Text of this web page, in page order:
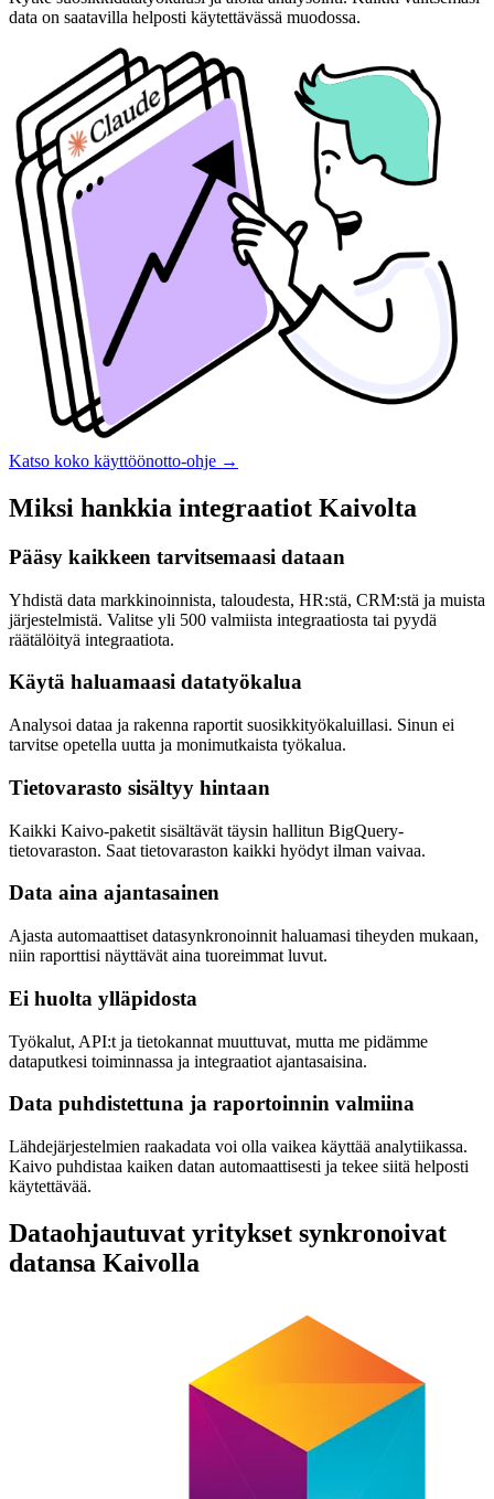
data on saatavilla helposti käytettävässä muodossa.
Katso koko käyttöönotto-ohje →
Miksi hankkia integraatiot Kaivolta
Pääsy kaikkeen tarvitsemaasi dataan
Yhdistä data markkinoinnista, taloudesta, HR:stä, CRM:stä ja muista
järjestelmistä. Valitse yli 500 valmiista integraatiosta tai pyydä
räätälöityä integraatiota.
Käytä haluamaasi datatyökalua
Analysoi dataa ja rakenna raportit suosikkityökaluillasi. Sinun ei
tarvitse opetella uutta ja monimutkaista työkalua.
Tietovarasto sisältyy hintaan
Kaikki Kaivo-paketit sisältävät täysin hallitun BigQuery-
tietovaraston. Saat tietovaraston kaikki hyödyt ilman vaivaa.
Data aina ajantasainen
Ajasta automaattiset datasynkronoinnit haluamasi tiheyden mukaan,
niin raporttisi näyttävät aina tuoreimmat luvut.
Ei huolta ylläpidosta
Työkalut, API:t ja tietokannat muuttuvat, mutta me pidämme
dataputkesi toiminnassa ja integraatiot ajantasaisina.
Data puhdistettuna ja raportoinnin valmiina
Lähdejärjestelmien raakadata voi olla vaikea käyttää analytiikassa.
Kaivo puhdistaa kaiken datan automaattisesti ja tekee siitä helposti
käytettävää.
Dataohjautuvat yritykset synkronoivat
datansa Kaivolla